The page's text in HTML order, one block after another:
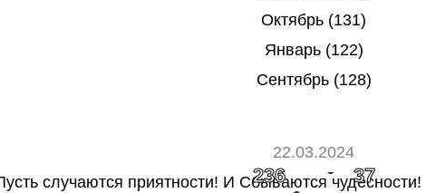
Октябрь (131)
Январь (122)
Сентябрь (128)
22.03.2024
236 37